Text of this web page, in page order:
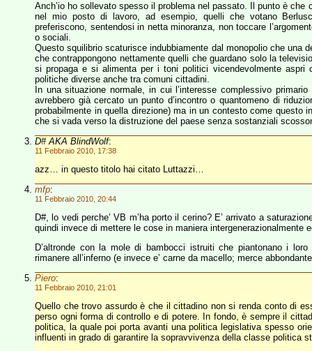
Anch’io ho sollevato spesso il problema nel passato. Il punto è
nel mio posto di lavoro, ad esempio, quelli che votano
preferiscono, sentendosi in netta minoranza, non toccare
o sociali.
Questo squilibrio scaturisce indubbiamente dal monopolio che una
che contrappongono nettamente quelli che guardano solo la
si propaga e si alimenta per i toni politici vicendevolmente aspri
politiche diverse anche tra comuni cittadini.
In una situazione normale, in cui l’interesse complessivo
avrebbero già cercato un punto d’incontro o quantomeno di
probabilmente in quella direzione) ma in un contesto come questo
che si vada verso la distruzione del paese senza sostanziali
D# AKA BlindWolf:
11 Febbraio 2010, 17:38
azz… in questo titolo hai citato Luttazzi…
mfp:
11 Febbraio 2010, 20:44
D#, lo vedi perche’ VB m’ha porto il cerino? E’ arrivato a
quindi invece di mettere le cose in maniera
D’altronde con la mole di bambocci istruiti che piantonano i
rimanere all’inferno (e invece e’ carne da macello; merce
Piero:
11 Febbraio 2010, 21:01
Quello che trovo assurdo è che il cittadino non si renda conto di
perso ogni forma di controllo e di potere. In fondo, è sempre il
politica, la quale poi porta avanti una politica legislativa spesso
influenti in grado di garantire la sopravvivenza della classe politica